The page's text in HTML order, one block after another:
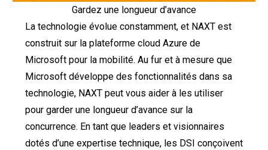
Gardez une longueur d’avance
La technologie évolue constamment, et NAXT est
construit sur la plateforme cloud Azure de
Microsoft pour la mobilité. Au fur et à mesure que
Microsoft développe des fonctionnalités dans sa
technologie, NAXT peut vous aider à les utiliser
pour garder une longueur d’avance sur la
concurrence. En tant que leaders et visionnaires
dotés d’une expertise technique, les DSI conçoivent